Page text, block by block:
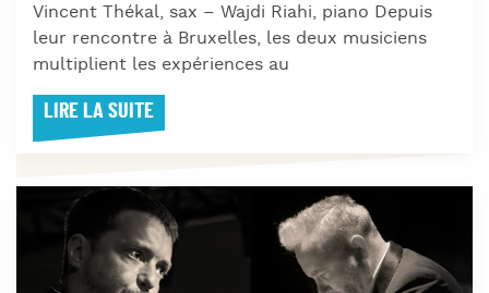
Vincent Thékal, sax – Wajdi Riahi, piano Depuis
leur rencontre à Bruxelles, les deux musiciens
multiplient les expériences au
LIRE LA SUITE